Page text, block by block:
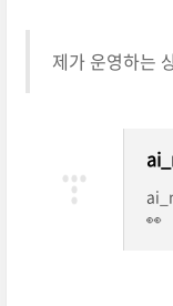
제가 운영하는
👀